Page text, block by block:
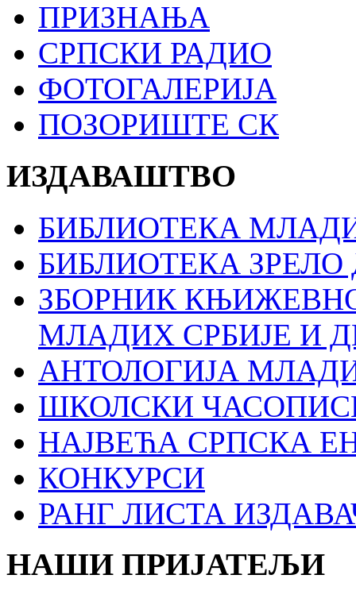
ПРИЗНАЊА
СРПСКИ РАДИО
ФОТОГАЛЕРИЈА
ПОЗОРИШТЕ СК
ИЗДАВАШТВО
БИБЛИОТЕКА
БИБЛИОТЕКА ЗРЕЛО
ЗБОРНИК
МЛАДИХ СРБИЈЕ И
АНТОЛОГИЈА
ШКОЛСКИ
НАЈВЕЋА СРПСКА
КОНКУРСИ
РАНГ ЛИСТА
НАШИ ПРИЈАТЕЉИ